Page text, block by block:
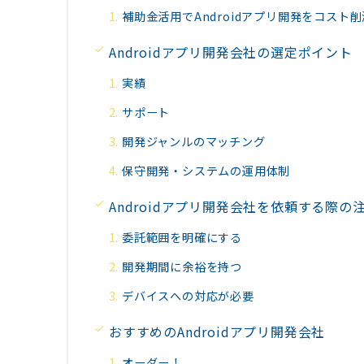
補助金活用でAndroidアプリ開発をコスト削
Androidアプリ開発会社の選定ポイント
実績
サポート
開発ジャンルのマッチング
保守開発・システムの運用体制
Androidアプリ開発会社を依頼する際の
委託範囲を明確にする
開発期間に余裕を持つ
デバイスへの対応が必要
おすすめのAndroidアプリ開発会社